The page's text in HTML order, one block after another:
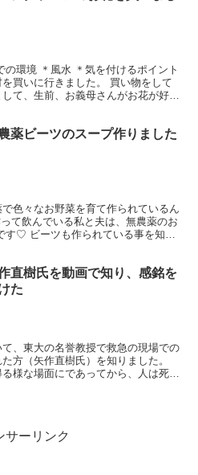
の環境 ＊風水 ＊気を付けるポイント
買いに行きました。 買い物をして
て、生前、お義母さんがお花が好き
薬ビーツのスープ作りました
色々なお野菜を育て作られているん
て飲んでいる私と夫は、無農薬のお
す♡ ビーツも作られている事を知っ
直樹氏を動画で知り、感銘を
た
、東大の名誉教授で救急の現場での
方（矢作直樹氏）を知りました。
様な場面にであってから、人は死な
サーリンク